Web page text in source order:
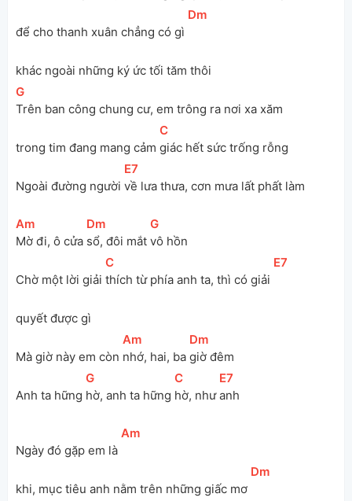
để cho thanh xuân chẳng có gì
[Dm
khác ngoài những ký ức tối tăm thôi
[
G
Trên ban công chung cư, em trông ra nơi xa xăm
trong tim đang mang cảm
[
C
giác hết sức trống rỗng
Ngoài đường người
[E7
về lưa thưa, cơn mưa lất phất làm
[
Am
Mờ đi, ô cửa
[Dm
sổ, đôi mắt
[
G
vô hồn
Chờ một lời giải
[
C
thích từ phía anh ta, thì có giải
[E7
quyết được gì
Mà giờ này em còn
[
Am
nhớ, hai, ba
[Dm
giờ đêm
Anh ta hững
[
G
hờ, anh ta hững
[
C
hờ, như
[E7
anh
Ngày đó gặp em là
[
Am
khi, mục tiêu anh nằm trên những giấc mơ
[Dm